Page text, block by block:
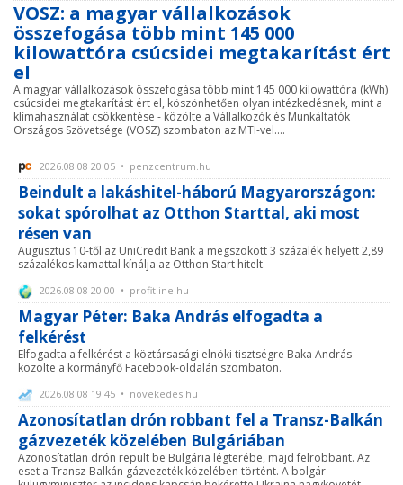
VOSZ: a magyar vállalkozások
összefogása több mint 145 000
kilowattóra csúcsidei megtakarítást ért
el
A magyar vállalkozások összefogása több mint 145 000 kilowattóra (kWh)
csúcsidei megtakarítást ért el, köszönhetően olyan intézkedésnek, mint a
klímahasználat csökkentése - közölte a Vállalkozók és Munkáltatók
Országos Szövetsége (VOSZ) szombaton az MTI-vel....
2026.08.08 20:05 • penzcentrum.hu
Beindult a lakáshitel-háború Magyarországon:
sokat spórolhat az Otthon Starttal, aki most
résen van
Augusztus 10-től az UniCredit Bank a megszokott 3 százalék helyett 2,89
százalékos kamattal kínálja az Otthon Start hitelt.
2026.08.08 20:00 • profitline.hu
Magyar Péter: Baka András elfogadta a
felkérést
Elfogadta a felkérést a köztársasági elnöki tisztségre Baka András -
közölte a kormányfő Facebook-oldalán szombaton.
2026.08.08 19:45 • novekedes.hu
Azonosítatlan drón robbant fel a Transz-Balkán
gázvezeték közelében Bulgáriában
Azonosítatlan drón repült be Bulgária légterébe, majd felrobbant. Az
eset a Transz-Balkán gázvezeték közelében történt. A bolgár